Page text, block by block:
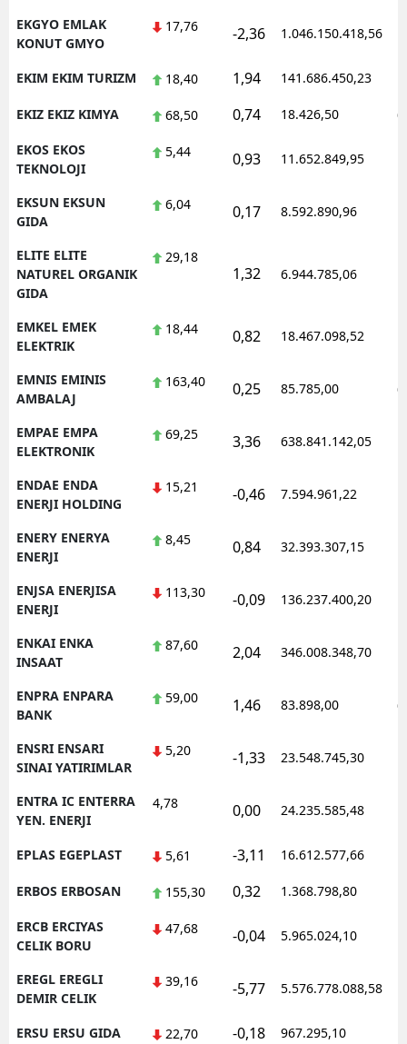
EKGYO EMLAK
KONUT GMYO
17,76 -2,36 1.046.150.418,56
EKIM EKIM TURIZM 18,40 1,94 141.686.450,23
EKIZ EKIZ KIMYA 68,50 0,74 18.426,50
EKOS EKOS
TEKNOLOJI
5,44 0,93 11.652.849,95
EKSUN EKSUN
GIDA
6,04 0,17 8.592.890,96
ELITE ELITE
NATUREL ORGANIK
GIDA
29,18
1,32 6.944.785,06
EMKEL EMEK
ELEKTRIK
18,44 0,82 18.467.098,52
EMNIS EMINIS
AMBALAJ
163,40 0,25 85.785,00
EMPAE EMPA
ELEKTRONIK
69,25 3,36 638.841.142,05
ENDAE ENDA
ENERJI HOLDING
15,21 -0,46 7.594.961,22
ENERY ENERYA
ENERJI
8,45 0,84 32.393.307,15
ENJSA ENERJISA
ENERJI
113,30 -0,09 136.237.400,20
ENKAI ENKA
INSAAT
87,60 2,04 346.008.348,70
ENPRA ENPARA
BANK
59,00 1,46 83.898,00
ENSRI ENSARI
SINAI YATIRIMLAR
5,20 -1,33 23.548.745,30
ENTRA IC ENTERRA
YEN. ENERJI
4,78 0,00 24.235.585,48
EPLAS EGEPLAST 5,61 -3,11 16.612.577,66
ERBOS ERBOSAN 155,30 0,32 1.368.798,80
ERCB ERCIYAS
CELIK BORU
47,68 -0,04 5.965.024,10
EREGL EREGLI
DEMIR CELIK
39,16 -5,77 5.576.778.088,58
ERSU ERSU GIDA 22,70 -0,18 967.295,10